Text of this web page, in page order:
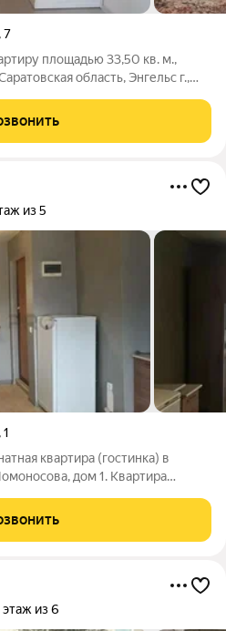
,7
площадью 33,50 кв. м.,
область, Энгельс г.,
номер объекта
из 5
,1
квартира (гостинка) в
дом 1. Квартира
стеклопакеты, есть
квартиры
этаж из 6